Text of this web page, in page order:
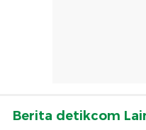
Berita detikcom